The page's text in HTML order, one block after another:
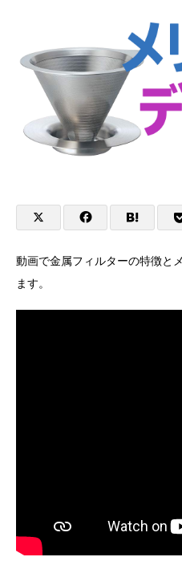
動画で金属フィルターの特徴と
ます。